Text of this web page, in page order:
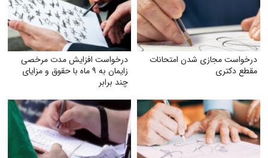
درخواست مجازی شدن امتحانات
مقطع دکتری
درخواست افزایش مدت مرخصی
زایمان به ۹ ماه با حقوق و مزایای
چند برابر